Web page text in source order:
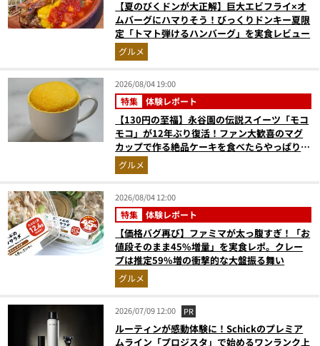
【夏のびくドンが大正解】巨大エビフライ×オ
ムバーグにハマりそう！びっくりドンキー夏限
定「トマト弾けるハンバーグ」を実食レビュー
グルメ
2026/08/04 19:00
特集 体験レポート
【130円の至福】永谷園の伝説スイーツ「モコ
モコ」が12年ぶり復活！ファン大歓喜のマグ
カップで作る絶品ケーキを食べたらやっぱり最
高にウマかった
グルメ
2026/08/04 12:00
特集 体験レポート
【価格バグ再び】ファミマが太っ腹すぎ！「お
値段そのまま45%増量」を実食レポ。クレー
プは推定59%増の衝撃的な大盤振る舞い
グルメ
2026/07/09 12:00 PR
ルーティンが感動体験に！Schickのプレミア
ムライン「プロジスタ」で始めるワンランク上